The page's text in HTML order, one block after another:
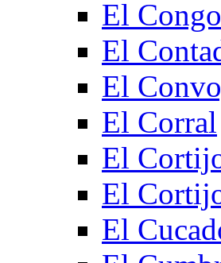
El Congo
El
El
El Corral
El
El
El